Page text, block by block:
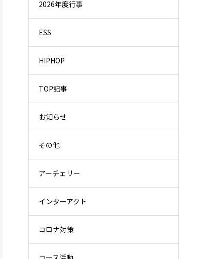
2026年度行事
ESS
HIPHOP
TOP記事
お知らせ
その他
アーチェリー
インターアクト
コロナ対策